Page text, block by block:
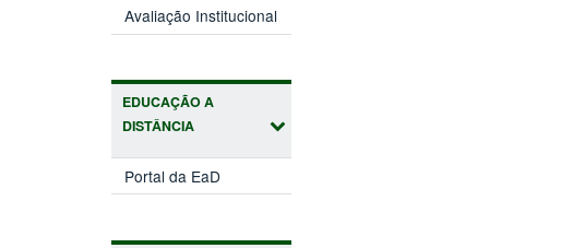
Avaliação Institucional
EDUCAÇÃO A
DISTÂNCIA
Portal da EaD